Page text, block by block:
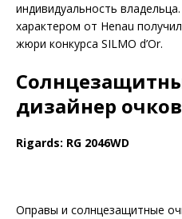
индивидуальность
характером от Henau
жюри конкурса SILMO d’Or.
дизайнер очков
Rigards: RG 2046WD
Оправы и солнцезащитные